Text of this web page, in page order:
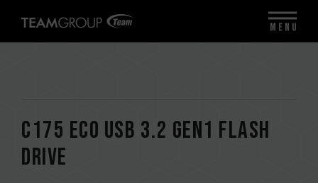
C175 ECO USB 3.2 Gen1 FLASH
DRIVE
MENU